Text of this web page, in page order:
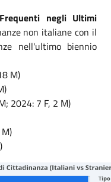
negli Ultimi
non italiane con il
nell'ultimo biennio
M)
2024: 7 F, 2 M)